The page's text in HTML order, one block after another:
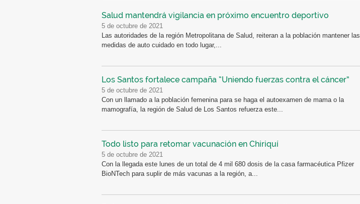
Salud mantendrá vigilancia en próximo encuentro deportivo
5 de octubre de 2021
Las autoridades de la región Metropolitana de Salud, reiteran a la población mantener las
medidas de auto cuidado en todo lugar,...
Los Santos fortalece campaña “Uniendo fuerzas contra el cáncer”
5 de octubre de 2021
Con un llamado a la población femenina para se haga el autoexamen de mama o la
mamografía, la región de Salud de Los Santos refuerza este...
Todo listo para retomar vacunación en Chiriquí
5 de octubre de 2021
Con la llegada este lunes de un total de 4 mil 680 dosis de la casa farmacéutica Pfizer
BioNTech para suplir de más vacunas a la región, a...